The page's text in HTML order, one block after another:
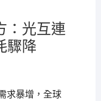
：光互連
驟降
求暴增，全球